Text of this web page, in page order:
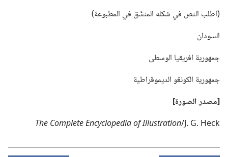
‏(‏اطلب النص في شكله المنسَّق في المطبوعة)‏
السودان
جمهورية افريقيا الوسطى
جمهورية الكونڠو الديموقراطية
‏[مصدر الصورة]‏
n
o
i
t
a
r
t
s
u
l
l
I
‏ ‏
f
o
a
i
d
e
p
o
l
c
y
c
n
E
e
t
e
l
p
m
o
C
e
h
T